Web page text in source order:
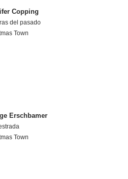
Copping
del pasado
Town
Erschbamer
Town